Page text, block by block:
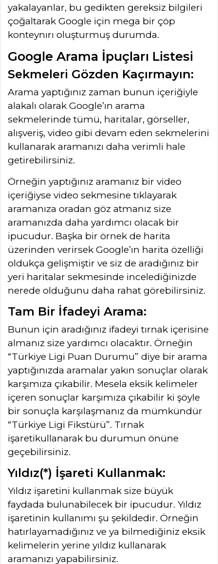
yakalayanlar, bu gedikten gereksiz bilgileri
çoğaltarak Google için mega bir çöp
konteynırı oluşturmuş durumda.
Google Arama İpuçları Listesi
Sekmeleri Gözden Kaçırmayın:
Arama yaptığınız zaman bunun içeriğiyle
alakalı olarak Google’ın arama
sekmelerinde tümü, haritalar, görseller,
alışveriş, video gibi devam eden sekmelerini
kullanarak aramanızı daha verimli hale
getirebilirsiniz.
Örneğin yaptığınız aramanız bir video
içeriğiyse video sekmesine tıklayarak
aramanıza oradan göz atmanız size
aramanızda daha yardımcı olacak bir
ipucudur. Başka bir örnek de harita
üzerinden verirsek Google’ın harita özelliği
oldukça gelişmiştir ve siz de aradığınız bir
yeri haritalar sekmesinde incelediğinizde
nerede olduğunu daha rahat görebilirsiniz.
Tam Bir İfadeyi Arama:
Bunun için aradığınız ifadeyi tırnak içerisine
almanız size yardımcı olacaktır. Örneğin
“Türkiye Ligi Puan Durumu” diye bir arama
yaptığınızda aramalar yakın sonuçlar olarak
karşımıza çıkabilir. Mesela eksik kelimeler
içeren sonuçlar karşımıza çıkabilir ki şöyle
bir sonuçla karşılaşmanız da mümkündür
“Türkiye Ligi Fikstürü”. Tırnak
işaretikullanarak bu durumun önüne
geçebilirsiniz.
Yıldız(*) İşareti Kullanmak:
Yıldız işaretini kullanmak size büyük
faydada bulunabilecek bir ipucudur. Yıldız
işaretinin kullanımı şu şekildedir. Örneğin
hatırlayamadığınız ve ya bilmediğiniz eksik
kelimelerin yerine yıldız kullanarak
aramanızı yapabilirsiniz.